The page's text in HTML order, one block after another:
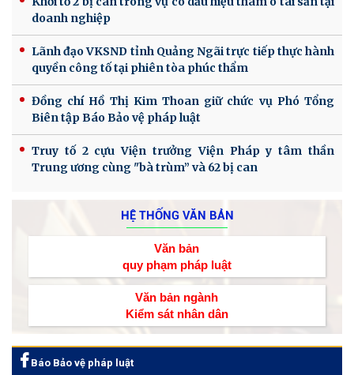
doanh nghiệp
Lãnh đạo VKSND tỉnh Quảng Ngãi trực tiếp thực hành
quyền công tố tại phiên tòa phúc thẩm
Đồng chí Hồ Thị Kim Thoan giữ chức vụ Phó Tổng
Biên tập Báo Bảo vệ pháp luật
Truy tố 2 cựu Viện trưởng Viện Pháp y tâm thần
Trung ương cùng "bà trùm” và 62 bị can
HỆ THỐNG VĂN BẢN
Văn bản
quy phạm pháp luật
Văn bản ngành
Kiểm sát nhân dân
Báo Bảo vệ pháp luật